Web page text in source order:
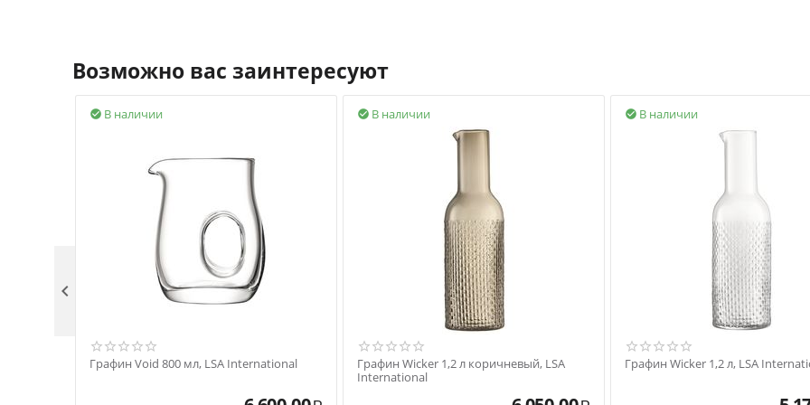
Возможно вас заинтересуют
В наличии

Графин Void 800 мл, LSA International
В наличии

Графин Wicker 1,2 л коричневый, LSA
International
В наличии

Графин Wicker 1,2 л, LSA
